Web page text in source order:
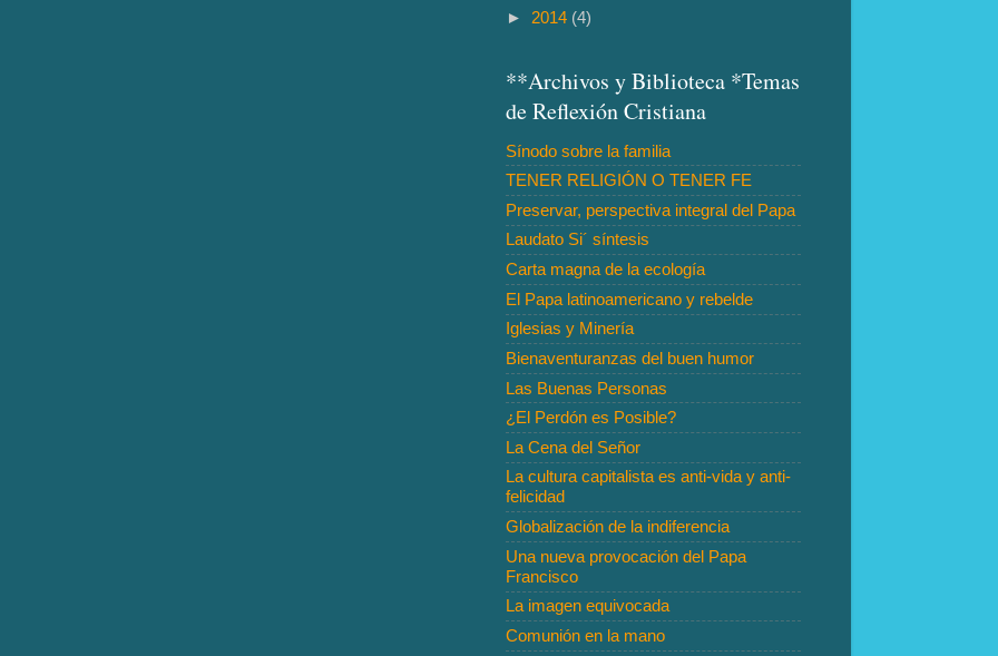
► 2014 (4)
**Archivos y Biblioteca *Temas
de Reflexión Cristiana
Sínodo sobre la familia
TENER RELIGIÓN O TENER FE
Preservar, perspectiva integral del Papa
Laudato Si´ síntesis
Carta magna de la ecología
El Papa latinoamericano y rebelde
Iglesias y Minería
Bienaventuranzas del buen humor
Las Buenas Personas
¿El Perdón es Posible?
La Cena del Señor
La cultura capitalista es anti-vida y anti-
felicidad
Globalización de la indiferencia
Una nueva provocación del Papa
Francisco
La imagen equivocada
Comunión en la mano